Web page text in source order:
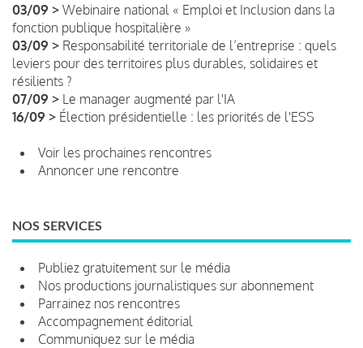
03/09 > Webinaire national « Emploi et Inclusion dans la
fonction publique hospitalière »
03/09 > Responsabilité territoriale de l’entreprise : quels
leviers pour des territoires plus durables, solidaires et
résilients ?
07/09 > Le manager augmenté par l'IA
16/09 > Élection présidentielle : les priorités de l'ESS
Voir les prochaines rencontres
Annoncer une rencontre
NOS SERVICES
Publiez gratuitement sur le média
Nos productions journalistiques sur abonnement
Parrainez nos rencontres
Accompagnement éditorial
Communiquez sur le média